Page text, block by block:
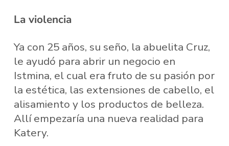
La violencia
Ya con 25 años, su seño, la abuelita Cruz,
le ayudó para abrir un negocio en
Istmina, el cual era fruto de su pasión por
la estética, las extensiones de cabello, el
alisamiento y los productos de belleza.
Allí empezaría una nueva realidad para
Katery.